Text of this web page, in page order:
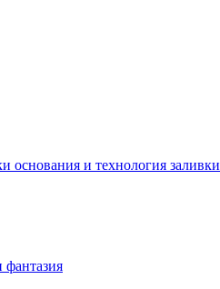
основания и технология заливки
фантазия